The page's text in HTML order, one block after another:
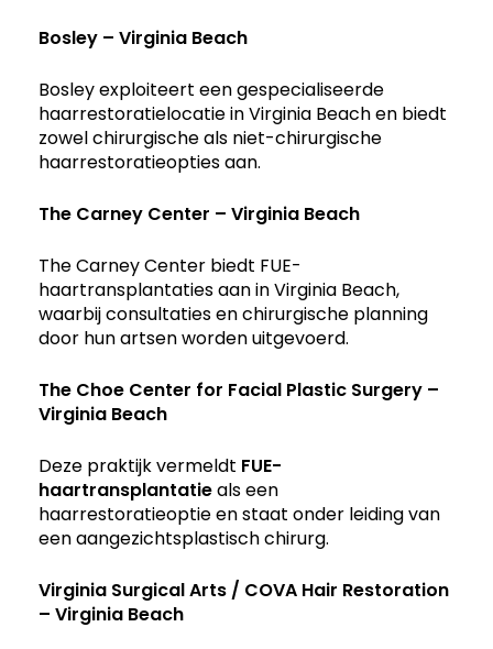
Bosley – Virginia Beach
Bosley exploiteert een gespecialiseerde
haarrestoratielocatie in Virginia Beach en biedt
zowel chirurgische als niet-chirurgische
haarrestoratieopties aan.
The Carney Center – Virginia Beach
The Carney Center biedt FUE-
haartransplantaties aan in Virginia Beach,
waarbij consultaties en chirurgische planning
door hun artsen worden uitgevoerd.
The Choe Center for Facial Plastic Surgery –
Virginia Beach
Deze praktijk vermeldt FUE-
haartransplantatieals een
haarrestoratieoptie en staat onder leiding van
een aangezichtsplastisch chirurg.
Virginia Surgical Arts / COVA Hair Restoration
– Virginia Beach